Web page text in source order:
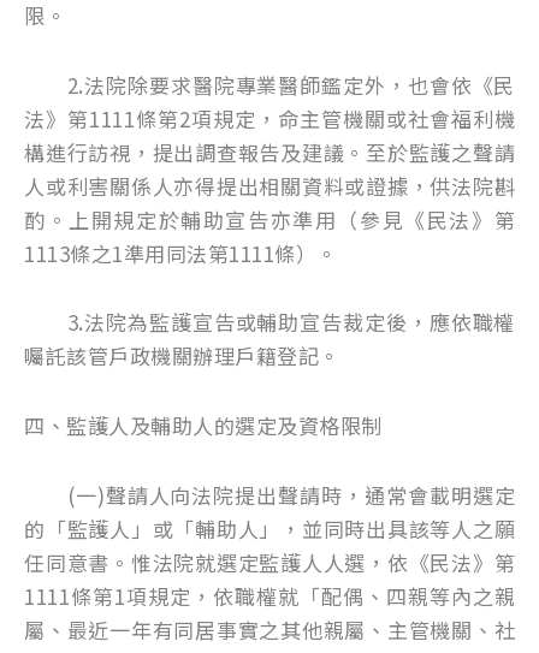
限。
2.法院除要求醫院專業醫師鑑定外，也會依《民
法》第1111條第2項規定，命主管機關或社會福利機
構進行訪視，提出調查報告及建議。至於監護之聲請
人或利害關係人亦得提出相關資料或證據，供法院斟
酌。上開規定於輔助宣告亦準用（參見《民法》第
1113條之1準用同法第1111條）。
3.法院為監護宣告或輔助宣告裁定後，應依職權
囑託該管戶政機關辦理戶籍登記。
四、監護人及輔助人的選定及資格限制
(一)聲請人向法院提出聲請時，通常會載明選定
的「監護人」或「輔助人」，並同時出具該等人之願
任同意書。惟法院就選定監護人人選，依《民法》第
1111條第1項規定，依職權就「配偶、四親等內之親
屬、最近一年有同居事實之其他親屬、主管機關、社